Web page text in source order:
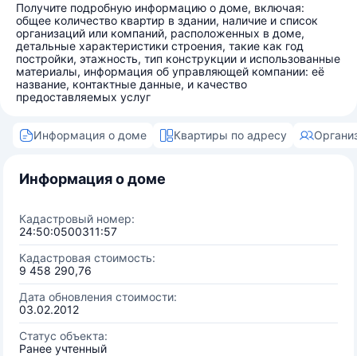
Получите подробную информацию о доме, включая:
общее количество квартир в здании, наличие и список
организаций или компаний, расположенных в доме,
детальные характеристики строения, такие как год
постройки, этажность, тип конструкции и использованные
материалы, информация об управляющей компании: её
название, контактные данные, и качество
предоставляемых услуг
Информация о доме Квартиры по адресу
Информация о доме
Кадастровый номер:
24:50:0500311:57
Кадастровая стоимость:
9 458 290,76
Дата обновления стоимости:
03.02.2012
Статус объекта:
Ранее учтенный